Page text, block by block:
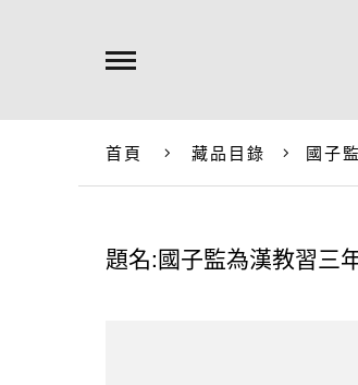
首頁 藏品目錄 國子
題名:國子監為漢教習三